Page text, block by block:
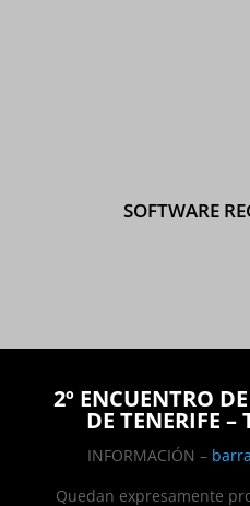
SOFTWARE
2º ENCUENTRO
DE TENERIFE –
INFORMACIÓN –
Quedan expresamente